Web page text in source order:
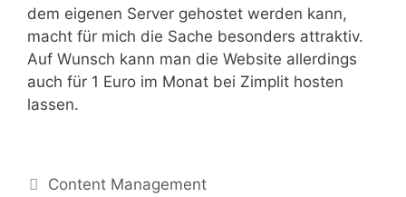
dem eigenen Server gehostet werden kann,
macht für mich die Sache besonders attraktiv.
Auf Wunsch kann man die Website allerdings
auch für 1 Euro im Monat bei Zimplit hosten
lassen.
Kategorien
Content Management